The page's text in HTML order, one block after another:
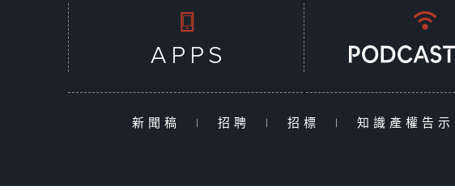
新聞稿 | 招聘 | 招標 | 知識產權告示